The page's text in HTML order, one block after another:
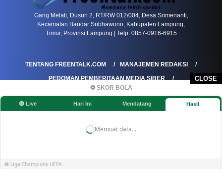
CLOSE
⚽ SKOR BOLA
🔴 Live Hari Ini Mendatang Hasil
Memuat data...
⚽ Liga Champions UEFA
Gang Melati, Dusun 2, RT/RW 012/004, Desa Srimenanti,
Kecamatan Bandar Sribhawono, Kabupaten Lampung,
Timur, Provinsi Lampung | Telp: 0857-0916-6915
TENTANG FREENTALK.COM
MANAJEMEN REDAKSI
PEDOMAN PEMBERITAAN MEDIA SIBER
PEDOMAN PEMBERITAAN RAMAH ANAK
KOREKSI & KLARIFIKASI
KEBIJAKAN IKLAN / ADVERTORIAL